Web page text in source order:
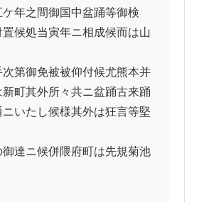
年之間御国中盆踊等御検
処当寅年ニ相成候而は山
御免被被仰付候尤熊本并
其外所々共ニ盆踊古来踊
たし候様其外は狂言等堅
ニ候併隈府町は先規菊池